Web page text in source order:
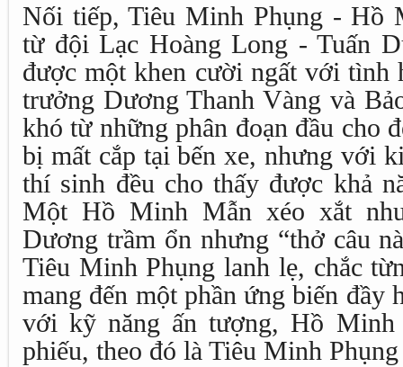
Nối tiếp, Tiêu Minh Phụng - Hồ
từ đội Lạc Hoàng Long - Tuấn
được một khen cười ngất với tình
trưởng Dương Thanh Vàng và
khó từ những phân đoạn đầu cho
bị mất cắp tại bến xe, nhưng với
thí sinh đều cho thấy được khả
Một Hồ Minh Mẫn xéo xắt
Dương trầm ổn nhưng “thở câu
Tiêu Minh Phụng lanh lẹ, chắc
mang đến một phần ứng biến đầy
với kỹ năng ấn tượng, Hồ
phiếu, theo đó là Tiêu Minh